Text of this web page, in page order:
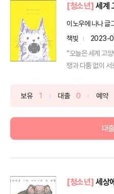
[청소년] 세계
이노우에 나나 글
책빛
2023-
“오늘은 세계 고
쟁과 다툼 없이 서
보유 1 대출 0 예약
대
[청소년] 세상